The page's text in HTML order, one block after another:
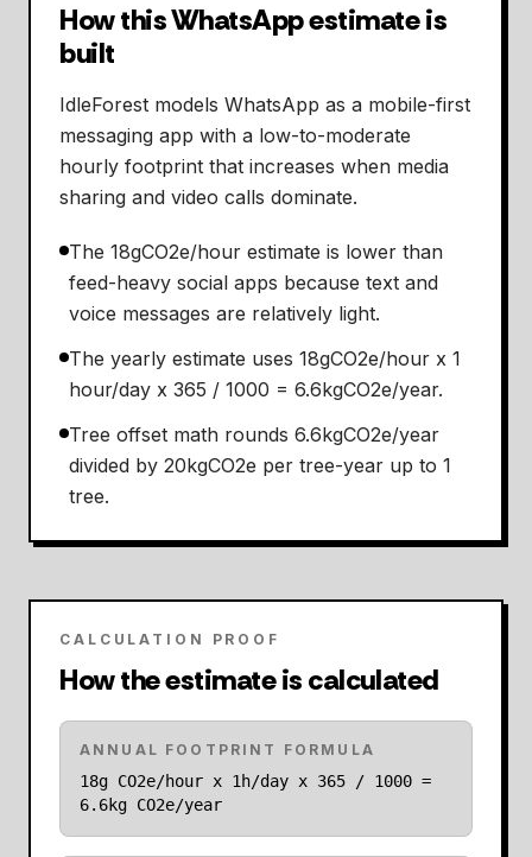
How this WhatsApp estimate is
built
IdleForest models WhatsApp as a mobile-first
messaging app with a low-to-moderate
hourly footprint that increases when media
sharing and video calls dominate.
The 18gCO2e/hour estimate is lower than
feed-heavy social apps because text and
voice messages are relatively light.
The yearly estimate uses 18gCO2e/hour x 1
hour/day x 365 / 1000 = 6.6kgCO2e/year.
Tree offset math rounds 6.6kgCO2e/year
divided by 20kgCO2e per tree-year up to 1
tree.
CALCULATION PROOF
How the estimate is calculated
ANNUAL FOOTPRINT FORMULA
18g CO2e/hour x 1h/day x 365 / 1000 =
6.6kg CO2e/year